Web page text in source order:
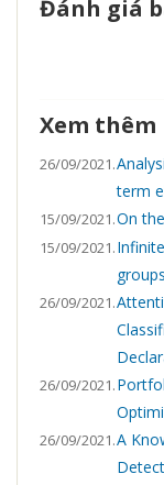
Đánh giá
Xem thêm
26/09/2021.
term
15/09/2021.On
15/09/2021.
26/09/2021.
26/09/2021.
26/09/2021.A